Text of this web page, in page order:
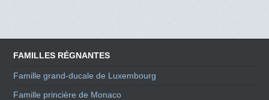
FAMILLES RÉGNANTES
Famille grand-ducale de Luxembourg
Famille princière de Monaco